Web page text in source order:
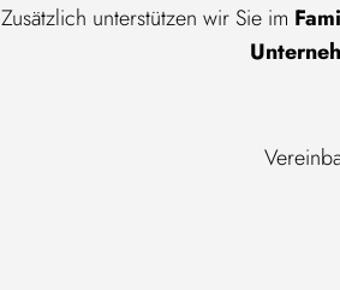
Zusätzlich unterstützen wir Sie im